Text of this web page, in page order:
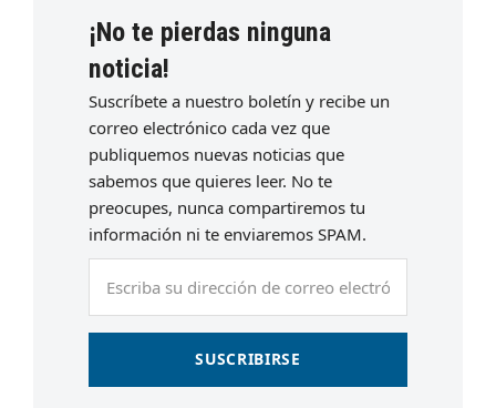
¡No te pierdas ninguna
noticia!
Suscríbete a nuestro boletín y recibe un
correo electrónico cada vez que
publiquemos nuevas noticias que
sabemos que quieres leer. No te
preocupes, nunca compartiremos tu
información ni te enviaremos SPAM.
SUSCRIBIRSE